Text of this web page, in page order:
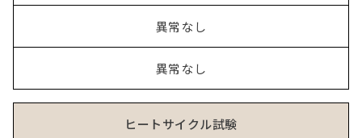
異常なし
異常なし
ヒートサイクル試験